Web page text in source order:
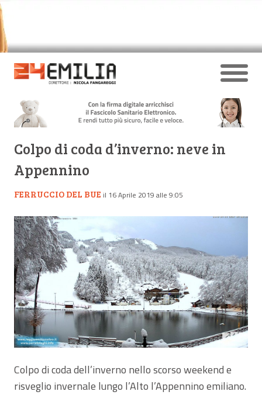
Colpo di coda d’inverno: neve in
Appennino
FERRUCCIO DEL BUE il 16 Aprile 2019 alle 9:05
Colpo di coda dell’inverno nello scorso weekend e
risveglio invernale lungo l’Alto l’Appennino emiliano.